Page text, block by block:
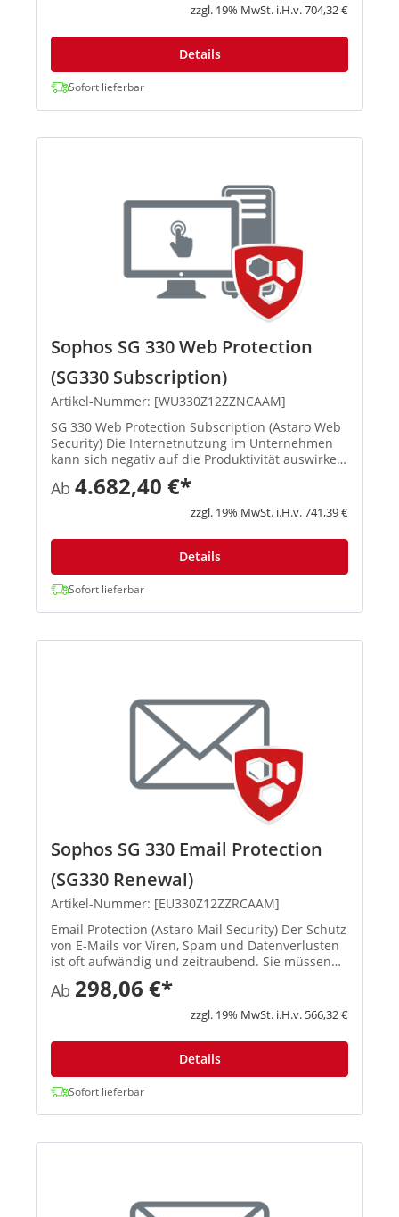
schützt Ihre Systeme vo...zzgl. 19% MwSt. i.H.v. 704,32 €
Details
Sofort lieferbar
Sophos SG 330 Web Protection
(SG330 Subscription)
Artikel-Nummer: [WU330Z12ZZNCAAM]
SG 330 Web Protection Subscription (Astaro Web
Security) Die Internetnutzung im Unternehmen
kann sich negativ auf die Produktivität auswirken
und birgt die Gefahr, dass Malware ins Netzwerk
eingeschleust wird. Sophos Web Protection
Ab 4.682,40 €*
zzgl. 19% MwSt. i.H.v. 741,39 €
Details
Sofort lieferbar
Sophos SG 330 Email Protection
(SG330 Renewal)
Artikel-Nummer: [EU330Z12ZZRCAAM]
Email Protection (Astaro Mail Security) Der Schutz
von E-Mails vor Viren, Spam und Datenverlusten
ist oft aufwändig und zeitraubend. Sie müssen
auf Infektionen durch Viren reagieren, die Spam-
Quarantäne verwalten und sicherstellen, dass
Ab 298,06 €*
zzgl. 19% MwSt. i.H.v. 566,32 €
Details
Sofort lieferbar